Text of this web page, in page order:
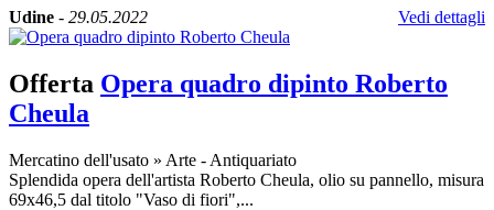
Udine - 29.05.2022 Vedi dettagli
Offerta Opera quadro dipinto Roberto
Cheula
Mercatino dell'usato » Arte - Antiquariato
Splendida opera dell'artista Roberto Cheula, olio su pannello, misura
69x46,5 dal titolo "Vaso di fiori",...